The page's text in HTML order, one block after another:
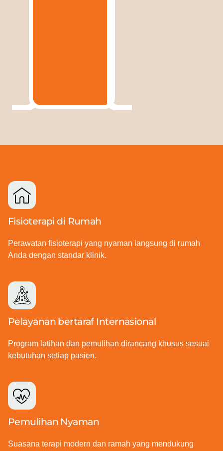
Fisioterapi di Rumah
Perawatan fisioterapi yang nyaman langsung di rumah
Anda dengan standar klinik.
Pelayanan bertaraf Internasional
Program latihan dan pemulihan dirancang khusus sesuai
kebutuhan setiap pasien.
Pemulihan Nyaman
Suasana terapi modern dan ramah yang mendukung